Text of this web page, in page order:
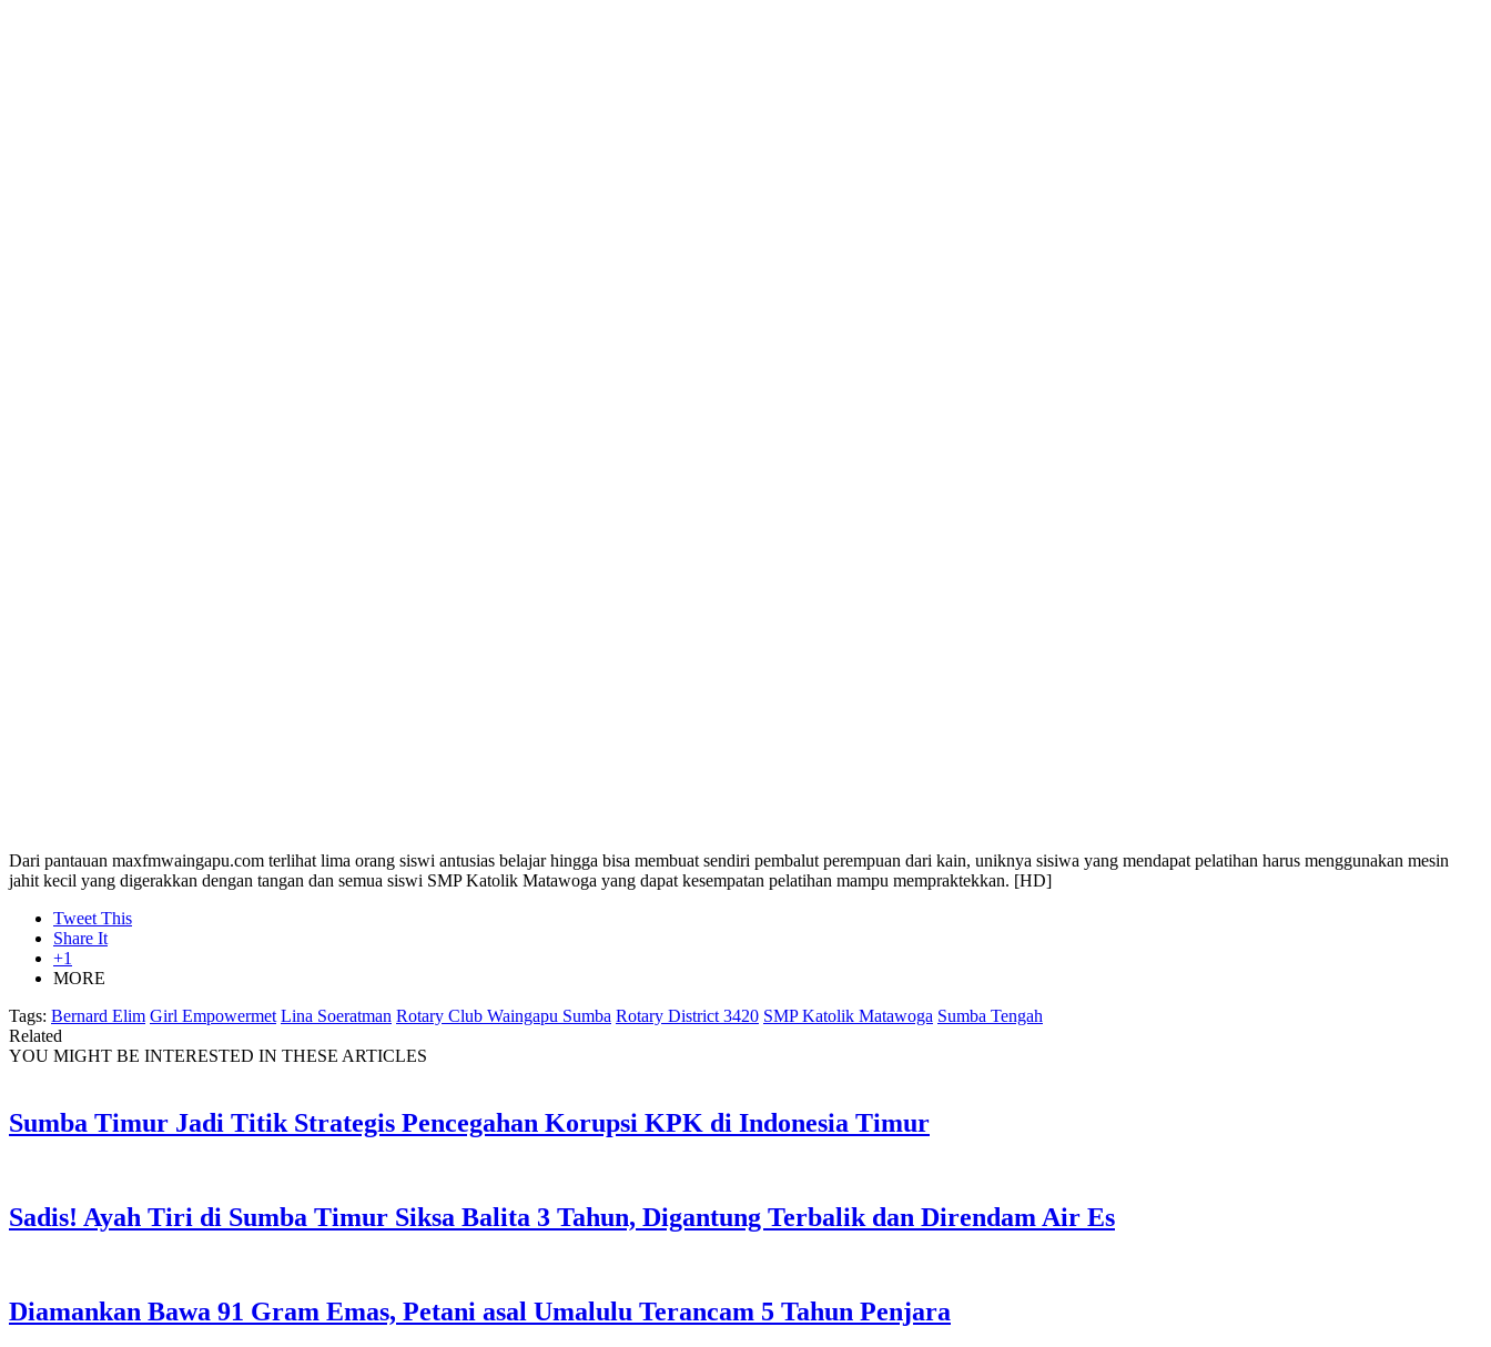
Dari pantauan maxfmwaingapu.com terlihat lima orang siswi antusias belajar hingga bisa membuat sendiri pembalut perempuan dari kain, uniknya sisiwa yang mendapat pelatihan harus menggunakan mesin
jahit kecil yang digerakkan dengan tangan dan semua siswi SMP Katolik Matawoga yang dapat kesempatan pelatihan mampu mempraktekkan. [HD]
Tweet This
Share It
+1
MORE
Tags: Bernard Elim Girl Empowermet Lina Soeratman Rotary Club Waingapu Sumba Rotary District 3420 SMP Katolik Matawoga Sumba Tengah
Related
YOU MIGHT BE INTERESTED IN THESE ARTICLES
Sumba Timur Jadi Titik Strategis Pencegahan Korupsi KPK di Indonesia Timur
Sadis! Ayah Tiri di Sumba Timur Siksa Balita 3 Tahun, Digantung Terbalik dan Direndam Air Es
Diamankan Bawa 91 Gram Emas, Petani asal Umalulu Terancam 5 Tahun Penjara